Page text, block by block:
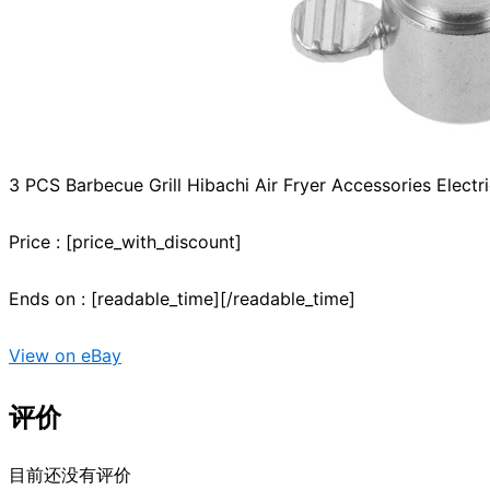
3 PCS Barbecue Grill Hibachi Air Fryer Accessories
Price : [price_with_discount]
Ends on : [readable_time][/readable_time]
View on eBay
评价
目前还没有评价